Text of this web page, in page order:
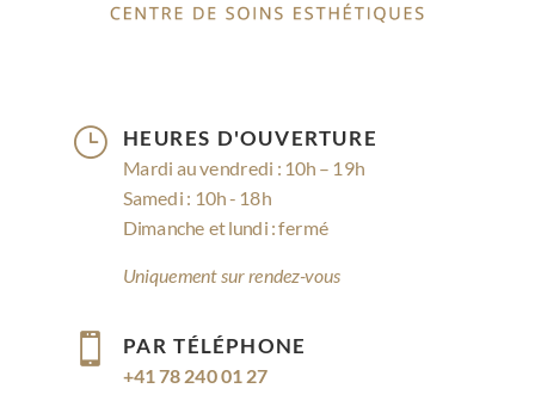
} HEURES D'OUVERTURE
Mardi au vendredi : 10h – 19h
Samedi : 10h - 18h
Dimanche et lundi : fermé
Uniquement sur rendez-vous
 PAR TÉLÉPHONE
+41 78 240 01 27